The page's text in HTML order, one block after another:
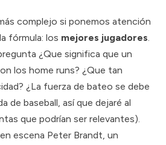
complejo si ponemos atención
fórmula: los mejores jugadores.
¿Que significa que un
los home runs? ¿Que tan
¿La fuerza de bateo se debe
de baseball, así que dejaré al
que podrían ser relevantes).
escena Peter Brandt, un